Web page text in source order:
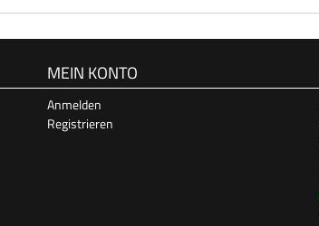
MEIN KONTO
Anmelden
Registrieren